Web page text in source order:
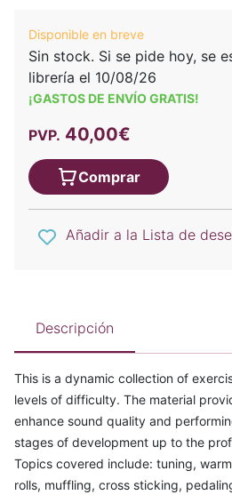
Disponible en breve
Sin stock. Si se pide hoy, se
librería el 10/08/26
¡GASTOS DE ENVÍO GRATIS!
PVP. 40,00€
Comprar
Añadir a la Lista de
Descripción
This is a dynamic collection of
levels of difficulty. The material
enhance sound quality and
stages of development up to the
Topics covered include: tuning,
rolls, muffling, cross sticking,